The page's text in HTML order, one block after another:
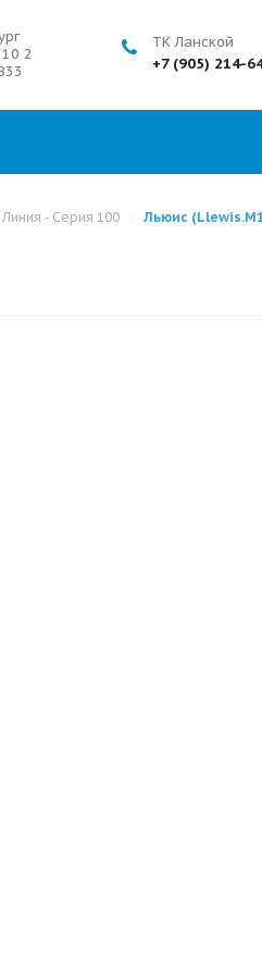
2
ТК Ланской
+7 (905) 214-
- Серия 100 Льюис